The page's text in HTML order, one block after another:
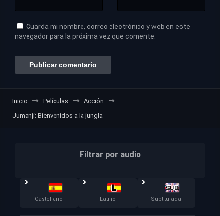
Guarda mi nombre, correo electrónico y web en este
navegador para la próxima vez que comente.
Inicio Películas
Acción
Jumanji: Bienvenidos a la jungla
Filtrar por audio
Castellano Latino Subtitulada